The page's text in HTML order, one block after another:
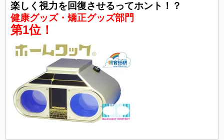
楽しく視力を回復させるってホント！？
健康グッズ・矯正グッズ部門
第1位！